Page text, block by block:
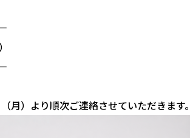
月）より順次ご連絡させていただきます。